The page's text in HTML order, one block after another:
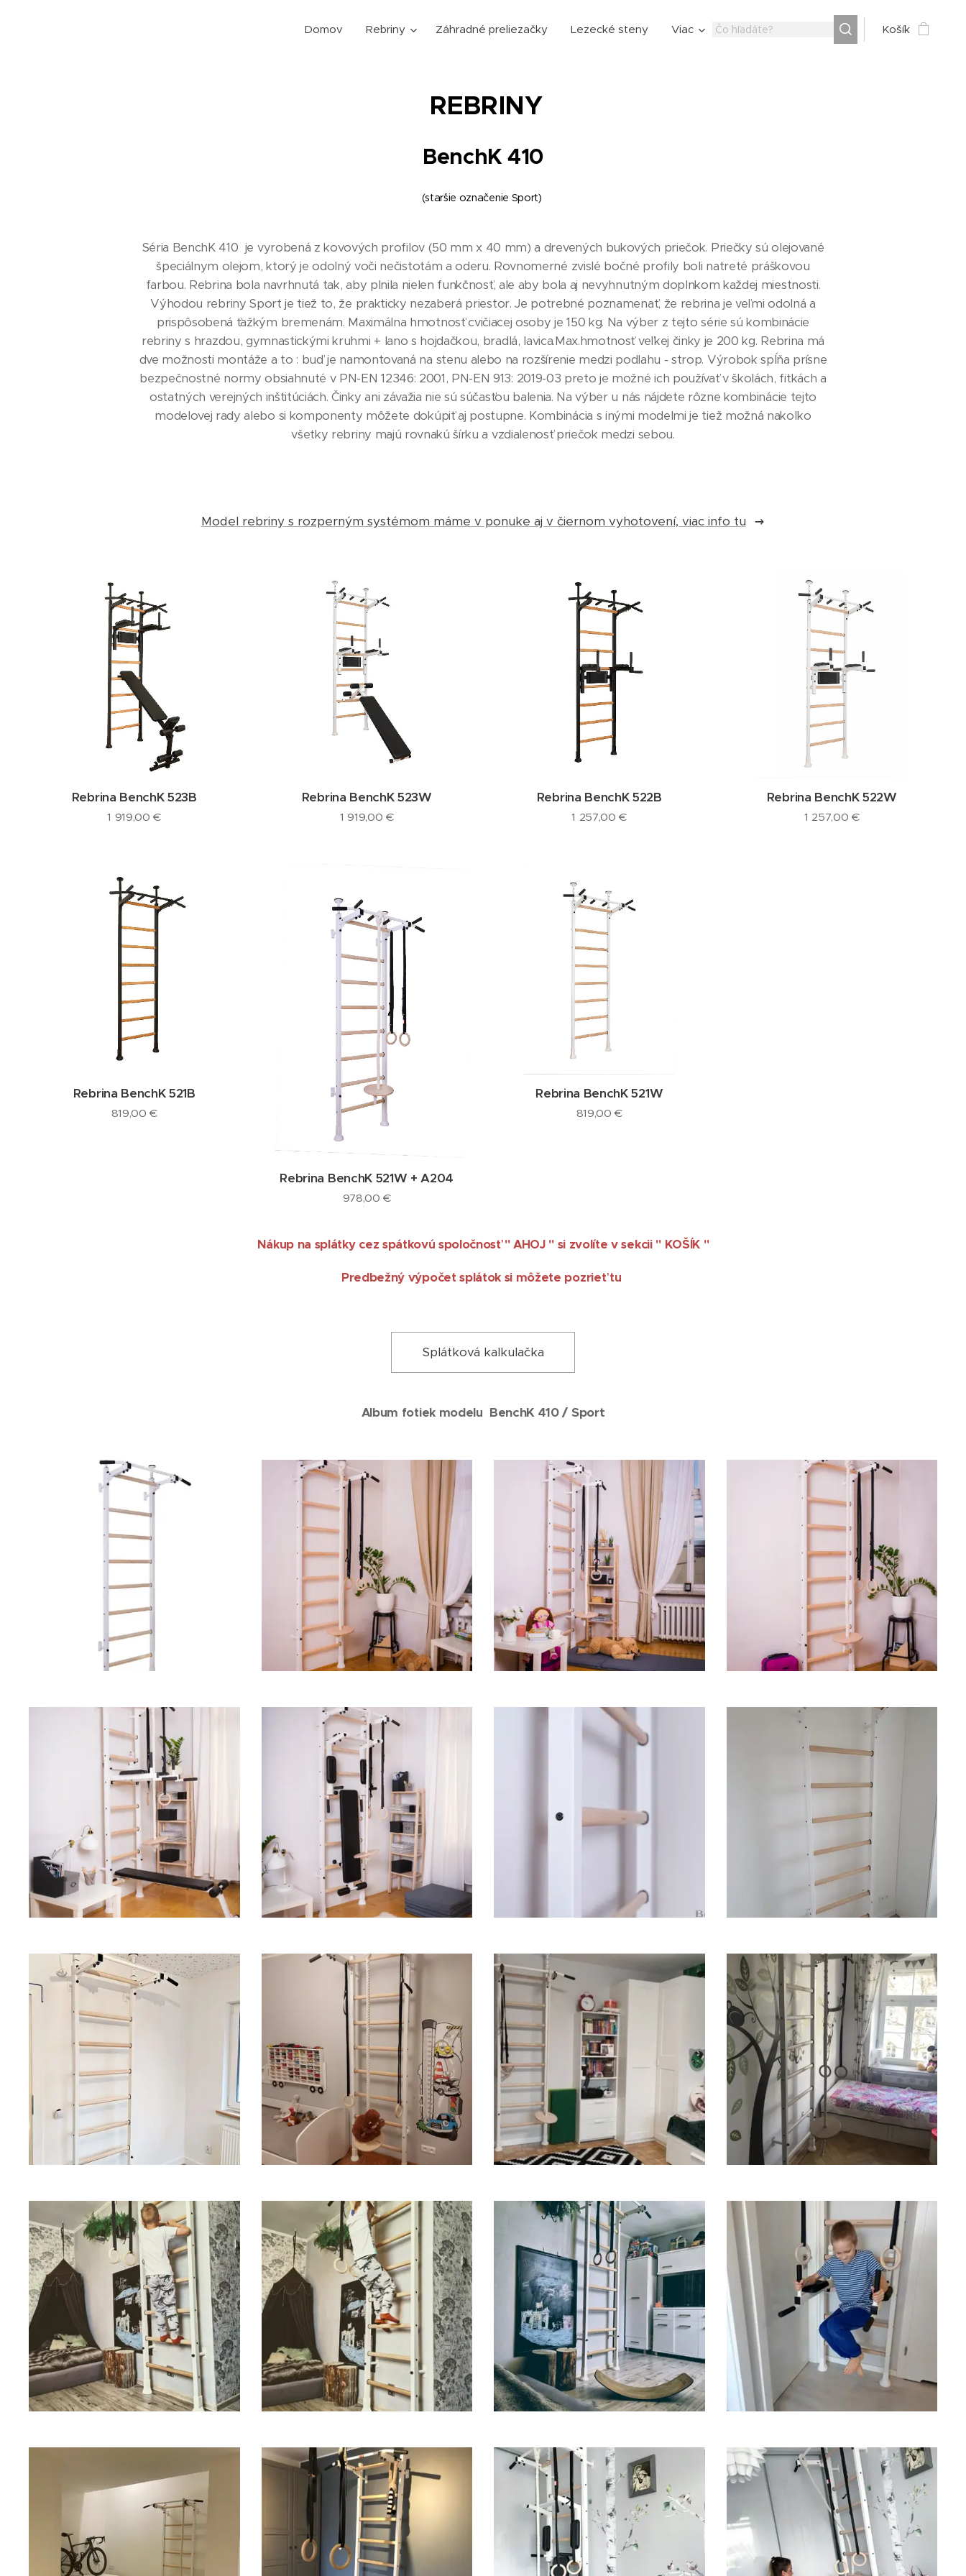
Domov Rebriny Záhradné preliezačky Lezecké steny Viac Košík
REBRINY
BenchK 410
(staršie označenie Sport)
Séria BenchK 410 je vyrobená z kovových profilov (50 mm x 40 mm) a drevených bukových priečok. Priečky sú olejované
špeciálnym olejom, ktorý je odolný voči nečistotám a oderu. Rovnomerné zvislé bočné profily boli natreté práškovou
farbou. Rebrina bola navrhnutá tak, aby plnila nielen funkčnosť, ale aby bola aj nevyhnutným doplnkom každej miestnosti.
Výhodou rebriny Sport je tiež to, že prakticky nezaberá priestor. Je potrebné poznamenať, že rebrina je veľmi odolná a
prispôsobená ťažkým bremenám. Maximálna hmotnosť cvičiacej osoby je 150 kg. Na výber z tejto série sú kombinácie
rebriny s hrazdou, gymnastickými kruhmi + lano s hojdačkou, bradlá, lavica.Max.hmotnosť veľkej činky je 200 kg. Rebrina má
dve možnosti montáže a to : buď je namontovaná na stenu alebo na rozšírenie medzi podlahu - strop. Výrobok spĺňa prísne
bezpečnostné normy obsiahnuté v PN-EN 12346: 2001, PN-EN 913: 2019-03 preto je možné ich používať v školách, fitkách a
ostatných verejných inštitúciách. Činky ani závažia nie sú súčasťou balenia. Na výber u nás nájdete rôzne kombinácie tejto
modelovej rady alebo si komponenty môžete dokúpiť aj postupne. Kombinácia s inými modelmi je tiež možná nakoľko
všetky rebriny majú rovnakú šírku a vzdialenosť priečok medzi sebou.
Model rebriny s rozperným systémom máme v ponuke aj v čiernom vyhotovení, viac info tu
Rebrina BenchK 523B
1 919,00 €
Rebrina BenchK 523W
1 919,00 €
Rebrina BenchK 522B
1 257,00 €
Rebrina BenchK 522W
1 257,00 €
Rebrina BenchK 521B
819,00 €
Rebrina BenchK 521W + A204
978,00 €
Rebrina BenchK 521W
819,00 €
Nákup na splátky cez spátkovú spoločnosť " AHOJ " si zvolíte v sekcii " KOŠÍK "
Predbežný výpočet splátok si môžete pozrieť tu
Splátková kalkulačka
Album fotiek modelu BenchK 410 / Sport